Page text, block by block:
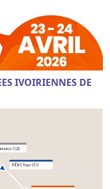
IVOIRIENNES DE